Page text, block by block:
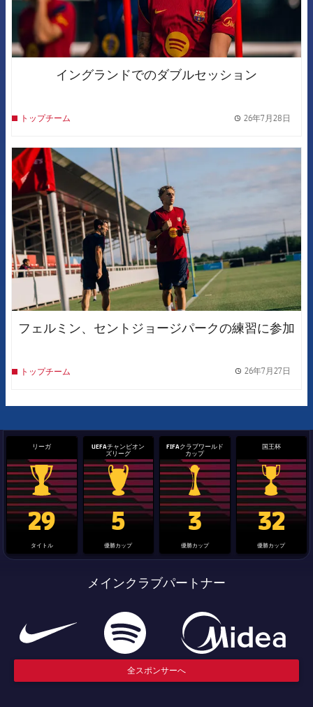
イングランドでのダブルセッション
トップチーム 26年7月28日
フェルミン、セントジョージパークの練習に参加
トップチーム 26年7月27日
リーガ
La Liga trophy
29
タイトル
UEFAチャンピオン
ズリーグ
Champions League trophy
5
優勝カップ
FIFAクラブワールド
カップ
label.aria.clubworldcup
3
優勝カップ
国王杯
国王杯
32
優勝カップ
メインクラブパートナー
全スポンサーへ